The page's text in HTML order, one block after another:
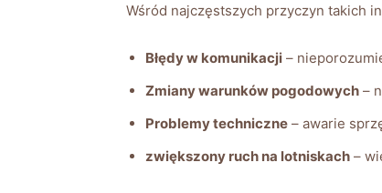
Wśród najczęstszych przyczyn‌ takich‌
Błędy w komunikacji –
Zmiany‌ warunków‌ pogodowych –
Problemy⁤ techniczne – awarie
zwiększony ruch na lotniskach ⁢–